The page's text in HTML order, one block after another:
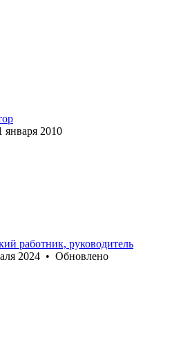
января 2010
работник, руководитель
2024 • Обновлено